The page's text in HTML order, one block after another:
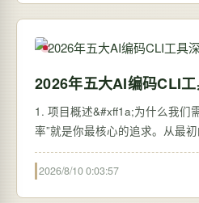
2026年五大AI编码CLI
1. 项目概述&#xff1a;为什么我们
率”就是你最核心的追求。从最
2026/8/10 0:03:57